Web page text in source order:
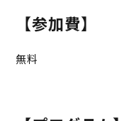
【参加費】
無料